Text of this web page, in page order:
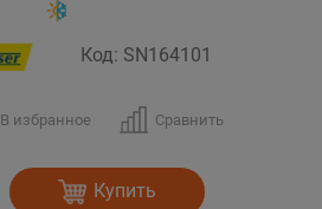
Код: SN164101
В избранное Сравнить
Купить